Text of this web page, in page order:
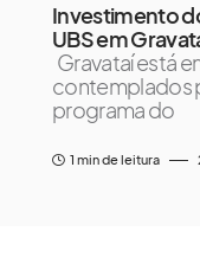
Investimento
UBS em
Gravataí está
contemplados
programa do
1 min de leitura